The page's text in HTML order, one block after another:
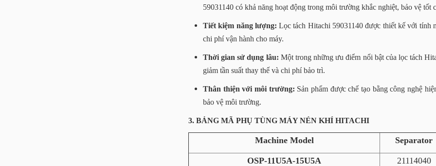
59031140 có khả năng hoạt động trong môi trường khắc nghiệt, bảo vệ tốt
Tiết kiệm năng lượng: Lọc tách Hitachi 59031140 được thiết kế với tính
chi phí vận hành cho máy.
Thời gian sử dụng lâu: Một trong những ưu điểm nổi bật của lọc tách
giảm tần suất thay thế và chi phí bảo trì.
Thân thiện với môi trường: Sản phẩm được chế tạo bằng công nghệ
bảo vệ môi trường.
3. BẢNG MÃ PHỤ TÙNG MÁY NÉN KHÍ HITACHI
Machine Model Separator
OSP-11U5A-15U5A 21114040